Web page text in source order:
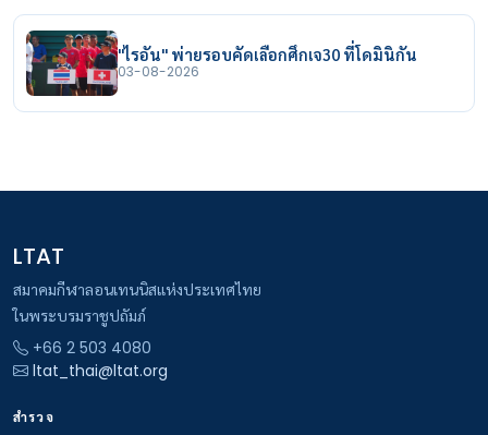
"ไรอัน" พ่ายรอบคัดเลือกศึกเจ30 ที่โดมินิกัน
03-08-2026
LTAT
สมาคมกีฬาลอนเทนนิสแห่งประเทศไทย
ในพระบรมราชูปถัมภ์
+66 2 503 4080
ltat_thai@ltat.org
สำรวจ